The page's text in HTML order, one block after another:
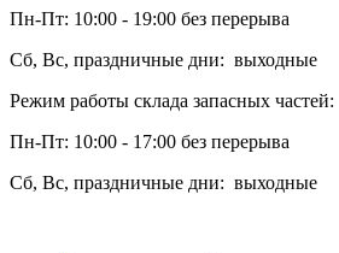
Пн-Пт: 10:00 - 19:00 без перерыва
Сб, Вс, праздничные дни: выходные
Режим работы склада запасных частей:
Пн-Пт: 10:00 - 17:00 без перерыва
Сб, Вс, праздничные дни: выходные